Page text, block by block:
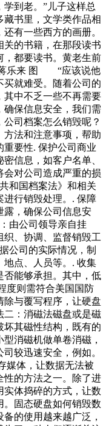
到老。”儿子这样总
书里，文学类作品相
有一些西方的画册。
关的书籍，在那段读书
，都要读书。黄老生前
蒋乐来 图 “应该说他
买就难受。随着公司的
其中不乏一些不再需要
确保信息安全，我们需
司档案怎么销毁呢？
法和注意事项，帮助
要性. 保护公司商业
信息，如客户名单、
对公司造成严重的损
和国档案法》和相关
进行销毁处理。. 保障
露，确保公司信息安
由公司领导亲自挂
织、协调、监督销毁工
公司的实际情况，制
地点、人员等。. 收集
否能够承担。其中，低
度则需符合美国国防
除与覆写程序，让硬盘
二：消磁法磁盘或是磁
其磁性结构，既有的
消磁机做单卷消磁，
较迅速安全，例如。
媒体，让数据无法被
性的方法之一。除了进
体捣碎的方式，让数
固态硬盘如何销毁数
的使用越来越广泛，